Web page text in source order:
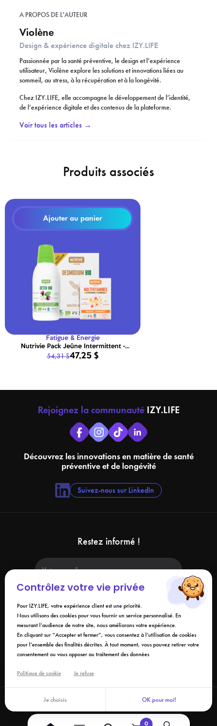
A PROPOS DE L'AUTEUR
Violène
Design & expérience digitale chez IZY.LIFE
Passionnée par la santé préventive, le design et l’expérience
utilisateur, Violène explore les solutions et innovations liées au
sommeil, au stress, à la récupération et à la longévité.
Chez IZY.LIFE, elle accompagne le développement de l’identité,
de l’expérience digitale et des contenus de la plateforme.
Voir tous les articles →
Produits associés
Ajouter au panier
Fatigue & Énergie
Nutrivie Pack Jeûne Intermittent -
Desmodium Bio + Détox Bio +
54,31 $47,25 $
Rejoignez la communauté IZY.LIFE
Découvrez les innovations en matière de santé
préventive et de longévité
Suivez-nous sur LinkedIn
Restez informé !
En soumettant ce formulaire, j'accepte que les informations saisies soient
utilisées dans le cadre de ma demande et de la relation commerciale qui
peut en découler. Vous référer à la politique de confidentialité
©2026 Izy.life - Tous droits réservés
0
Contrôlez votre vie privée
Pour IZY.LIFE, votre expérience client est une priorité.
Nous utilisons des cookies pour vous fournir un service personnalisé. En
mesurant l’audience de notre site, nous améliorons votre expérience.
En cliquant sur “Accepter et fermer”, vous consentez à l’utilisation de cookies
pour l’ensemble des finalités décrites. À tout moment, vous pouvez retirer votre
consentement ou vous opposer au traitement des données
Politique de cookie Je refuse
Je choisis OK pour moi!